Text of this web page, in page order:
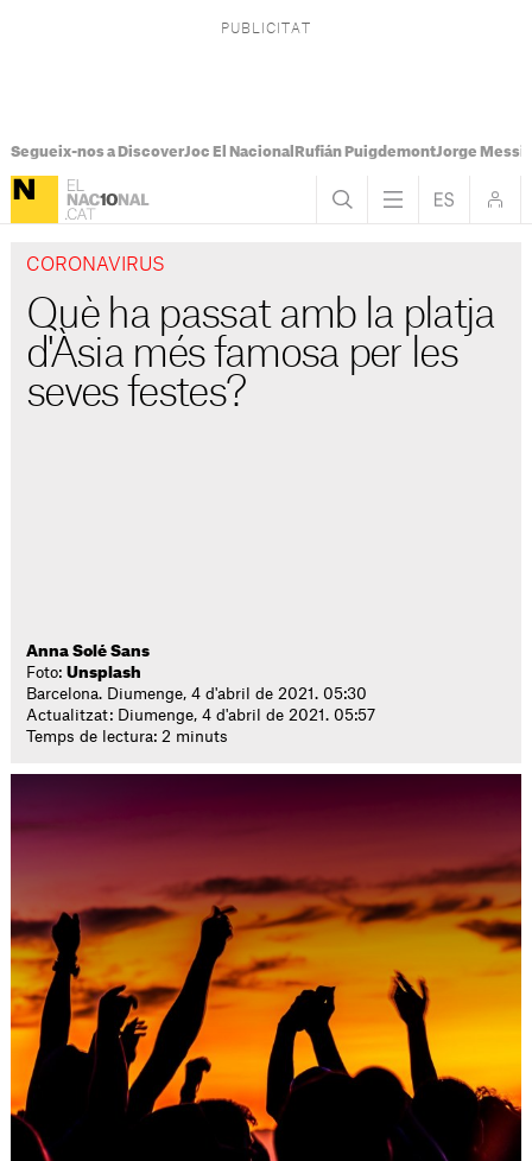
Segueix-nos a DiscoverJoc El Nacional Rufián PuigdemontJorge Messi
CORONAVIRUS
Què ha passat amb la platja
d'Àsia més famosa per les
seves festes?
Anna Solé Sans
Foto:Unsplash
Barcelona. Diumenge, 4 d'abril de 2021. 05:30
Actualitzat: Diumenge, 4 d'abril de 2021. 05:57
Temps de lectura: 2 minuts